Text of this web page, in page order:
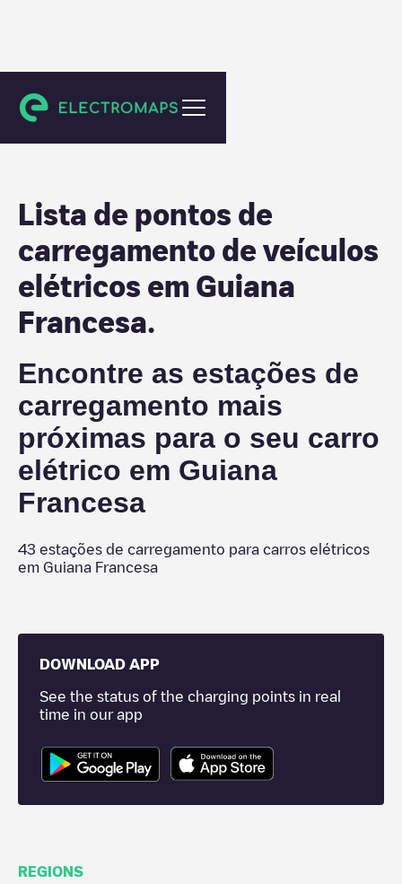
Guiana Francesa
Lista de pontos de
carregamento de veículos
elétricos em Guiana
Francesa.
Encontre as estações de
carregamento mais
próximas para o seu carro
elétrico em Guiana
Francesa
43 estações de carregamento para carros elétricos
em Guiana Francesa
DOWNLOAD APP
See the status of the charging points in real
time in our app
REGIONS